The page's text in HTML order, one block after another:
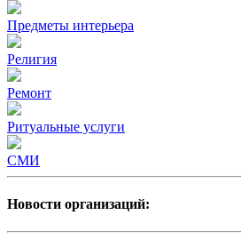
Предметы интерьера
Религия
Ремонт
Ритуальные услуги
СМИ
Новости организаций: